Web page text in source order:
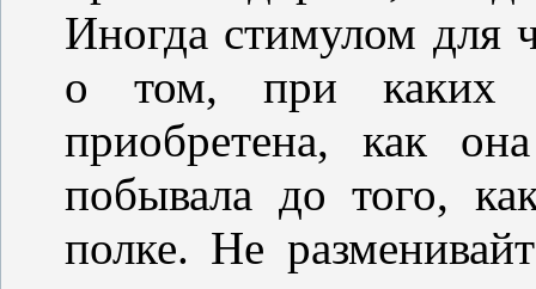
Иногда стимулом для
о том, при каких
приобретена, как
побывала до того,
полке. Не